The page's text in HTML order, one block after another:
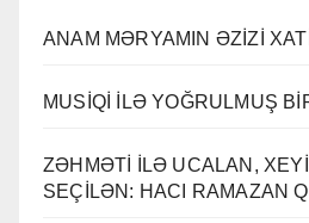
ANAM MƏRYAMIN ƏZİZİ
MUSİQİ İLƏ YOĞRULMUŞ
ZƏHMƏTİ İLƏ UCALAN,
SEÇİLƏN: HACI RAMAZAN